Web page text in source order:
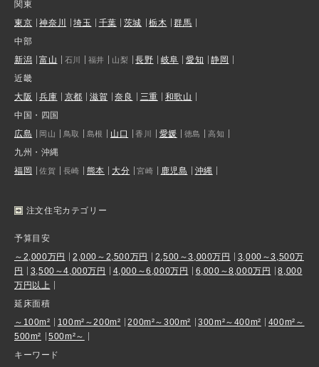
関東
東京
神奈川 埼玉 千葉 茨城 栃木
群馬
中部
新潟
富山 石川 福井 山梨 長野 岐阜 愛知
静岡
近畿
大阪
兵庫 京都 滋賀 奈良 三重
和歌山
中国・四国
広島
岡山 鳥取 島根 山口 香川 愛媛 徳島 高知
九州・沖縄
福岡
佐賀 長崎 熊本 大分 宮崎 鹿児島 沖縄
注文住宅カテゴリー
予算目安
～2,000万円
2,000～2,500万円 2,500～3,000万円
3,000～3,500万
円
3,500～4,000万円 4,000～6,000万円 6,000～8,000万円
8,000
万円以上
延床面積
～100m²
100m²～200m² 200m²～300m² 300m²～400m²
400m²～
500m²
500m²～
キーワード